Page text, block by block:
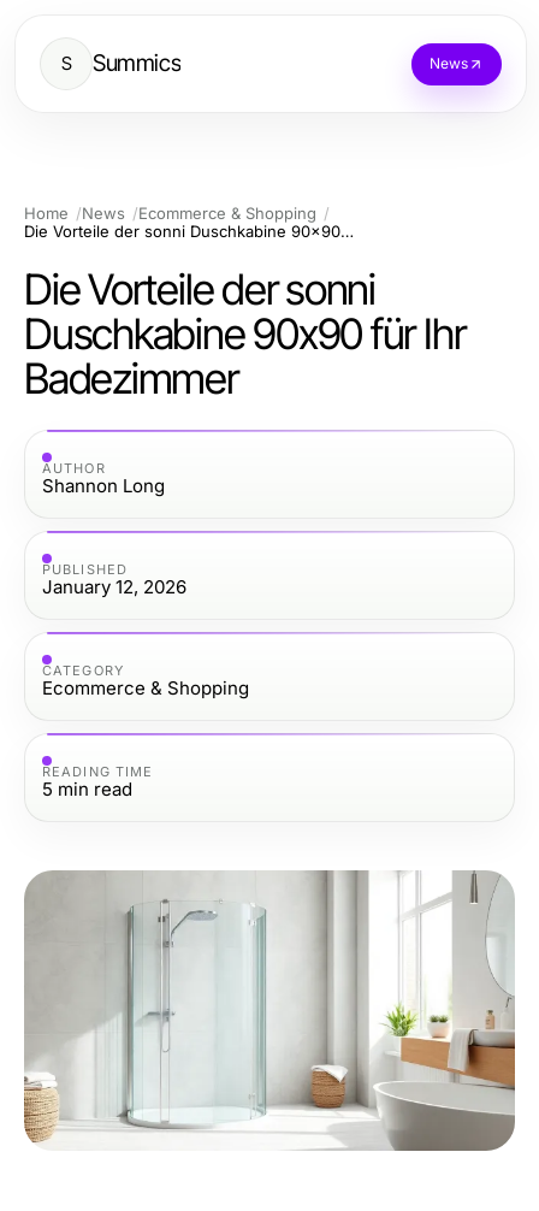
S Summics News
Home News
Ecommerce & Shopping
Die Vorteile der sonni Duschkabine 90x90 für Ihr Badezimmer
Die Vorteile der sonni
Duschkabine 90x90 für Ihr
Badezimmer
AUTHOR
Shannon Long
PUBLISHED
January 12, 2026
CATEGORY
Ecommerce & Shopping
READING TIME
5 min read